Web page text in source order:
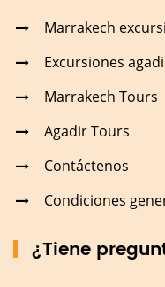
Marrakech
Excursiones
Marrakech Tours
Agadir Tours
Contáctenos
Condiciones
¿Tiene